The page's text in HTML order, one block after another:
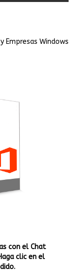
Empresas Windows
con el Chat
clic en el